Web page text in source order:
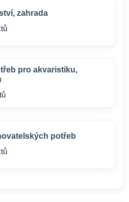
zahrada
pro akvaristiku,
potřeb